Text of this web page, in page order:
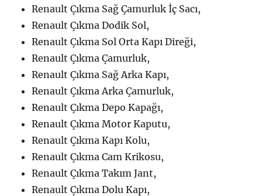
Renault Çıkma Sağ Çamurluk İç Sacı,
Renault Çıkma Dodik Sol,
Renault Çıkma Sol Orta Kapı Direği,
Renault Çıkma Çamurluk,
Renault Çıkma Sağ Arka Kapı,
Renault Çıkma Arka Çamurluk,
Renault Çıkma Depo Kapağı,
Renault Çıkma Motor Kaputu,
Renault Çıkma Kapı Kolu,
Renault Çıkma Cam Krikosu,
Renault Çıkma Takım Jant,
Renault Çıkma Dolu Kapı,